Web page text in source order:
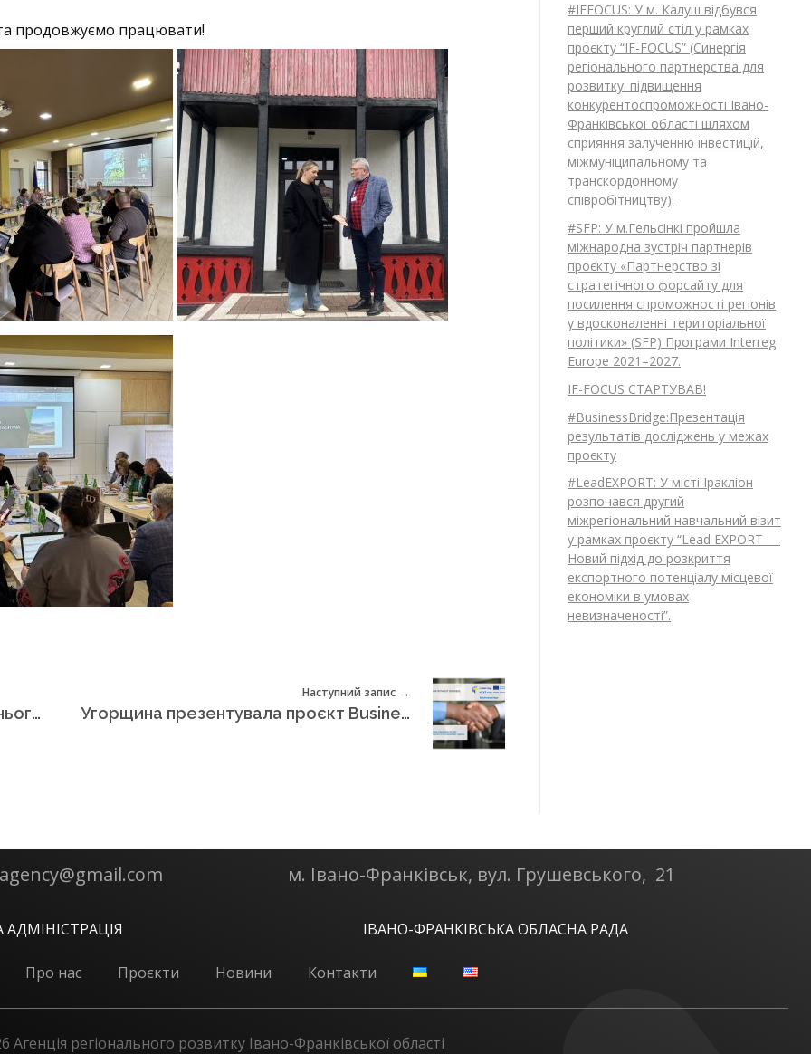
продовжуємо працювати!
Центр розвитку малого та середнього підприємництва Марамуреш (Румунія) провів стартову конференцію проєкту BusinessBridge
Наступний запис
Угорщина презентувала проєкт BusinessBridge під час стартової конференції в Ніредьгаз
#IFFOCUS: У м. Калуш відбувся
перший круглий стіл у рамках
проєкту “IF-FOCUS” (Синергія
регіонального партнерства для
розвитку: підвищення
конкурентоспроможності Івано-
Франківської області шляхом
сприяння залученню інвестицій,
міжмуніципальному та
транскордонному
співробітництву).
#SFP: У м.Гельсінкі пройшла
міжнародна зустріч партнерів
проєкту «Партнерство зі
стратегічного форсайту для
посилення спроможності регіонів
у вдосконаленні територіальної
політики» (SFP) Програми Interreg
Europe 2021–2027.
IF-FOCUS СТАРТУВАВ!
#BusinessBridge:Презентація
результатів досліджень у межах
проєкту
#LeadEXPORT: У місті Іракліон
розпочався другий
міжрегіональний навчальний візит
у рамках проєкту “Lead EXPORT —
Новий підхід до розкриття
експортного потенціалу місцевої
економіки в умовах
невизначеності”.
м. Івано-Франківськ, вул. Грушевського, 21
ІВАНО-ФРАНКІВСЬКА ОБЛАСНА РАДА
Про нас Проєкти Новини Контакти
Агенція регіонального розвитку Івано-Франківської області